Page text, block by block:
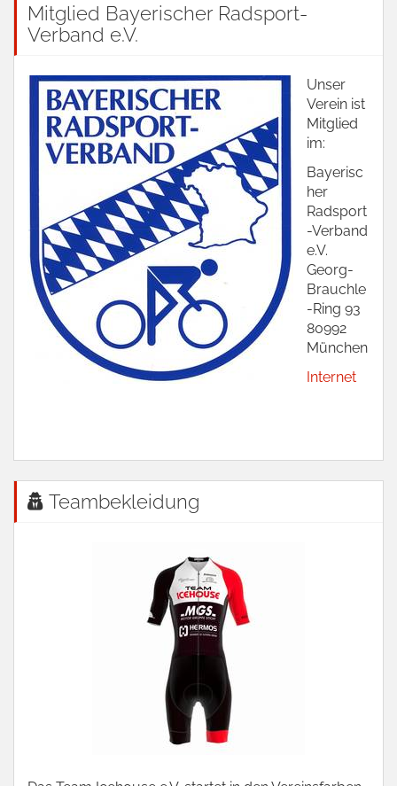
Mitglied Bayerischer Radsport-
Verband e.V.
Unser
Verein ist
Mitglied
im:
Bayerisc
her
Radsport
-Verband
e.V.
Georg-
Brauchle
-Ring 93
80992
München
Internet
Teambekleidung